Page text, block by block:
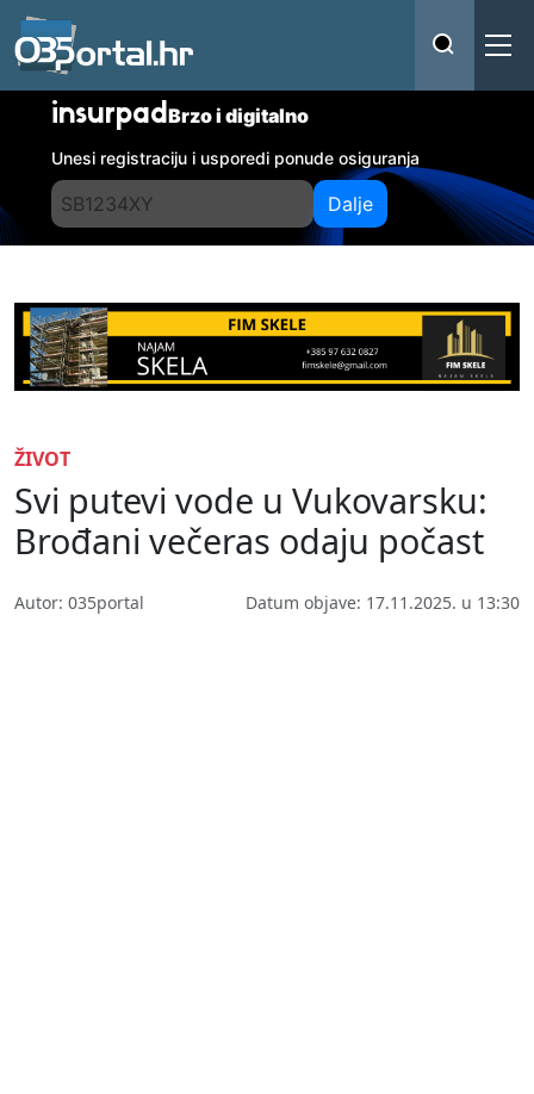
insurpadBrzo i digitalno
Unesi registraciju i usporedi ponude osiguranja
Dalje
ŽIVOT
Svi putevi vode u Vukovarsku:
Brođani večeras odaju počast
Autor: 035portal Datum objave: 17.11.2025. u 13:30